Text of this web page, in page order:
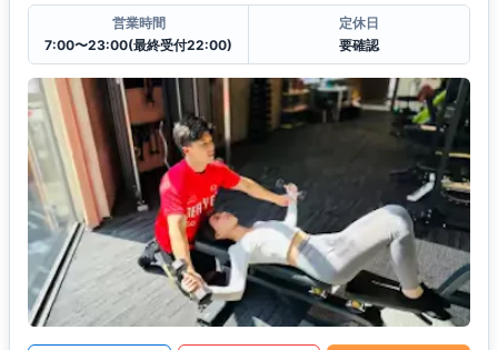
営業時間
7:00〜23:00(最終受付22:00)
定休日
要確認